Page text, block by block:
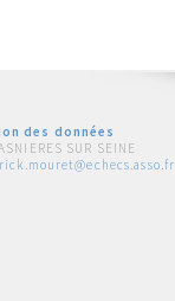
des données
SUR SEINE